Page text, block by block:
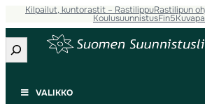
Kilpailut, kuntorastit – RastilippuRastilipun
KoulusuunnistusFin5
Etsi
VALIKKO